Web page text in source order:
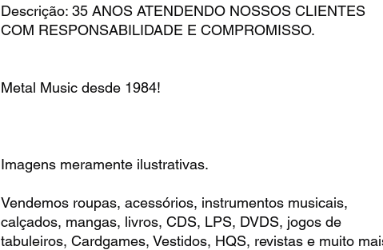
Descrição: 35 ANOS ATENDENDO NOSSOS CLIENTES
COM RESPONSABILIDADE E COMPROMISSO.
Metal Music desde 1984!
Imagens meramente ilustrativas.
Vendemos roupas, acessórios, instrumentos musicais,
calçados, mangas, livros, CDS, LPS, DVDS, jogos de
tabuleiros, Cardgames, Vestidos, HQS, revistas e muito